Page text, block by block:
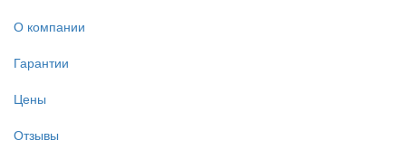
О компании
Гарантии
Цены
Отзывы